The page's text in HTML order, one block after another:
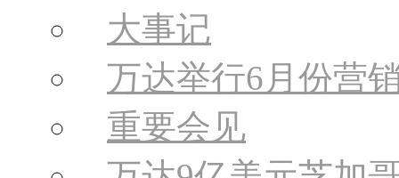
大事记
万达举行6月份营
重要会见